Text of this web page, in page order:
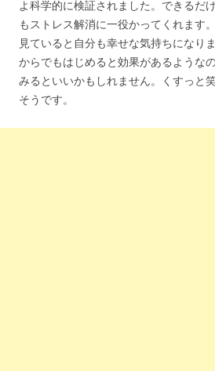
よ科学的に検証されました。できるだ
もストレス解消に一役かってくれます
見ていると自分も幸せな気持ちになり
からでもはじめると効果があるような
みるといいかもしれません。くすっと
そうです。